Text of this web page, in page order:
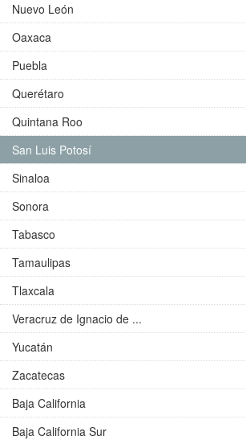
Nuevo León
Oaxaca
Puebla
Querétaro
Quintana Roo
San Luis Potosí
Sinaloa
Sonora
Tabasco
Tamaulipas
Tlaxcala
Veracruz de Ignacio de ...
Yucatán
Zacatecas
Baja California
Baja California Sur